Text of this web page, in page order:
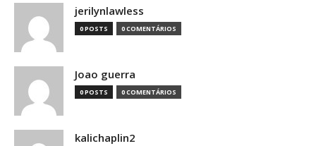
jerilynlawless
0 POSTS 0 COMENTÁRIOS
Joao guerra
0 POSTS 0 COMENTÁRIOS
kalichaplin2